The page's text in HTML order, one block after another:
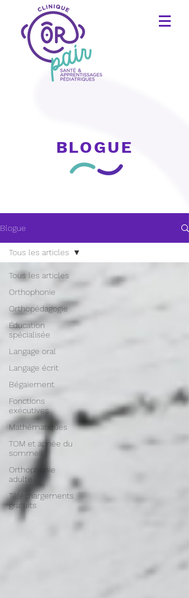
BLOGUE
Blogue
Tous les articles
Orthophonie
Orthopédagogie
Éducation
spécialisée
Langage oral
Langage écrit
Bégaiement
Fonctions
exécutives
Mathématiques
TOM et apnée du
sommeil
Orthophonie
adulte
Téléchargements
gratuits
Tous les articles